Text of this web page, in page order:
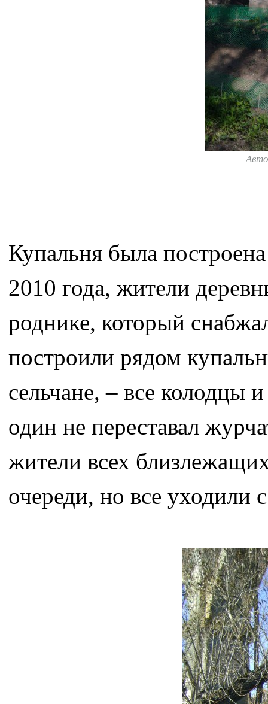
Купальня была
2010 года, жители
роднике, который
построили рядом
сельчане, – все колодцы
один не переставал
жители всех
очереди, но все